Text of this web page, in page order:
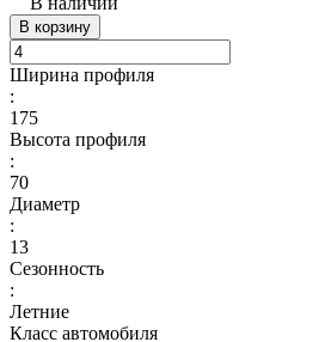
В корзину
Ширина профиля
:
175
Высота профиля
:
70
Диаметр
:
13
Сезонность
:
Летние
Класс автомобиля